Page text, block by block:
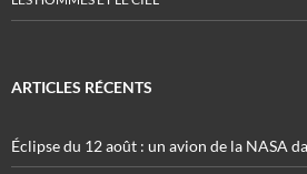
ARTICLES RÉCENTS
Éclipse du 12 août : un avion de la NASA